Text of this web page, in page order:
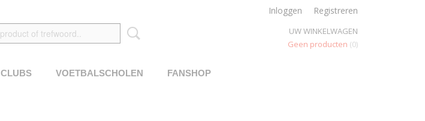
Inloggen Registreren
UW WINKELWAGEN
Geen producten (0)
CLUBS VOETBALSCHOLEN FANSHOP